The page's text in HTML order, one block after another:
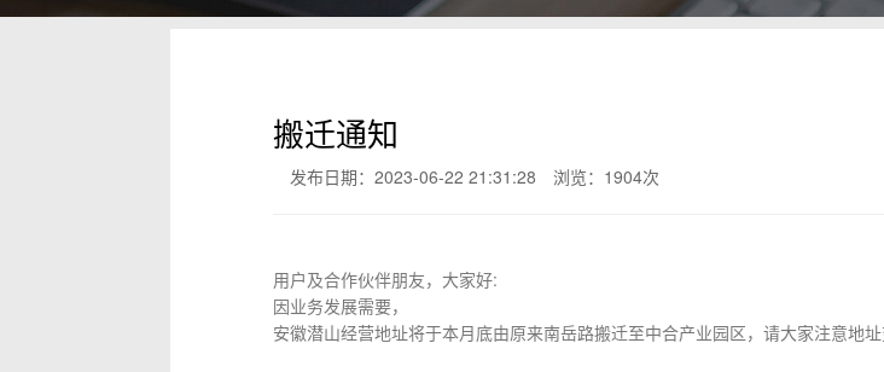
搬迁通知
发布日期：2023-06-22 21:31:28 浏览： 1904次
用户及合作伙伴朋友，大家好:
因业务发展需要，
安徽潜山经营地址将于本月底由原来南岳路搬迁至中合产业园区，请大家注意地址